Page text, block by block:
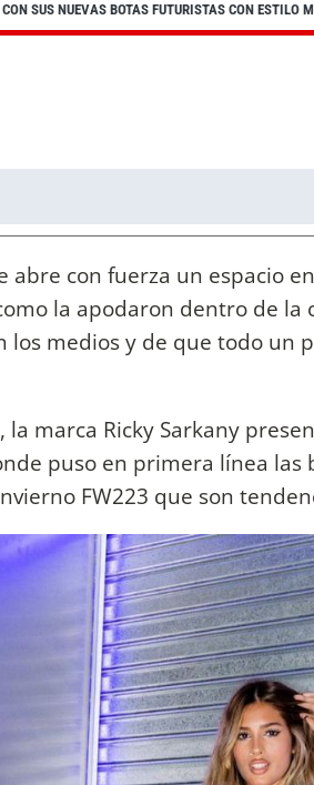
SUS NUEVAS BOTAS FUTURISTAS CON ESTILO
abre con fuerza un espacio
la apodaron dentro de la
los medios y de que todo un
la marca Ricky Sarkany
puso en primera línea las
FW223 que son